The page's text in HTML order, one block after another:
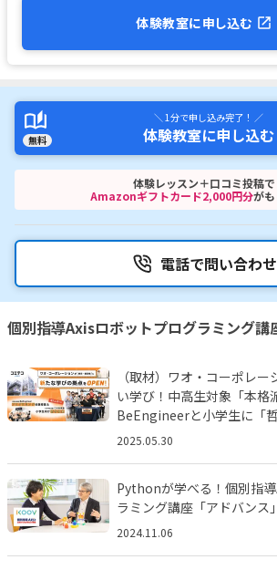
体験教室に申し込む
無料
＼ 1分で申し込み完了！ ／
体験教室に申し込む
体験レッスン＋口コミ投稿で
Amazonギフトカード2,000円分がも
電話で問い合わせ
個別指導Axisロボットプログラミング講
（取材）ワオ・コーポレ
い学び！中高生対象「本格
BeEngineerと小学生に「
とは!?
2025.05.30
Pythonが学べる！個別指
ラミング講座「アドバンス
2024.11.06